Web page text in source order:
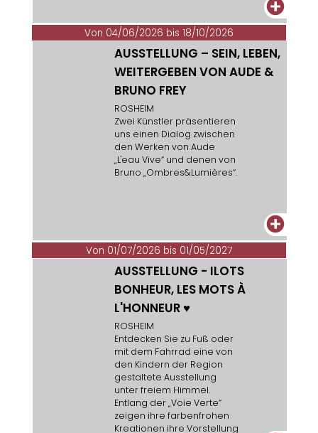
+
Von 04/06/2026 bis 18/10/2026
AUSSTELLUNG – SEIN, LEBEN,
WEITERGEBEN VON AUDE &
BRUNO FREY
ROSHEIM
Zwei Künstler präsentieren
uns einen Dialog zwischen
den Werken von Aude
„L'eau Vive“ und denen von
Bruno „Ombres&Lumières“.
+
Von 01/07/2026 bis 01/05/2027
AUSSTELLUNG - ILOTS
BONHEUR, LES MOTS À
L'HONNEUR ♥
ROSHEIM
Entdecken Sie zu Fuß oder
mit dem Fahrrad eine von
den Kindern der Region
gestaltete Ausstellung
unter freiem Himmel.
Entlang der „Voie Verte“
zeigen ihre farbenfrohen
Kreationen ihre Vorstellung